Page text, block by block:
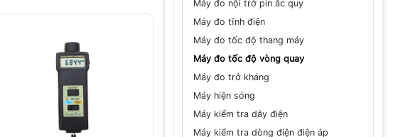
Máy đo nội trở pin ắc quy
Máy đo tĩnh điện
Máy đo tốc độ thang máy
Máy đo tốc độ vòng quay
Máy đo trở kháng
Máy hiện sóng
Máy kiểm tra dây điện
Máy kiểm tra dòng điện điện áp